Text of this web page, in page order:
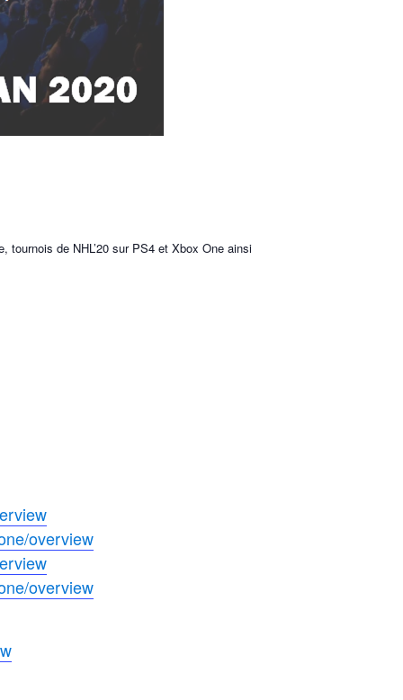
tournois de NHL’20 sur PS4 et Xbox One ainsi
overview
overview